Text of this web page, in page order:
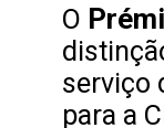
O
serviço
para a